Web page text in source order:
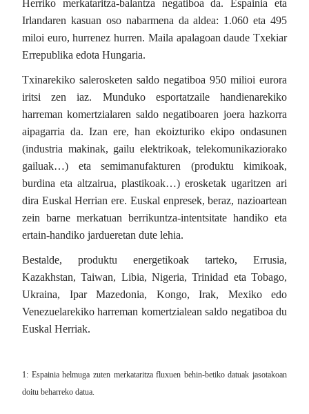
Herriko merkataritza-balantza negatiboa da. Espainia eta
Irlandaren kasuan oso nabarmena da aldea: 1.060 eta 495
miloi euro, hurrenez hurren. Maila apalagoan daude Txekiar
Errepublika edota Hungaria.
Txinarekiko salerosketen saldo negatiboa 950 milioi eurora
iritsi zen iaz. Munduko esportatzaile handienarekiko
harreman komertzialaren saldo negatiboaren joera hazkorra
aipagarria da. Izan ere, han ekoizturiko ekipo ondasunen
(industria makinak, gailu elektrikoak, telekomunikaziorako
gailuak…) eta semimanufakturen (produktu kimikoak,
burdina eta altzairua, plastikoak…) erosketak ugaritzen ari
dira Euskal Herrian ere. Euskal enpresek, beraz, nazioartean
zein barne merkatuan berrikuntza-intentsitate handiko eta
ertain-handiko jardueretan dute lehia.
Bestalde, produktu energetikoak tarteko, Errusia,
Kazakhstan, Taiwan, Libia, Nigeria, Trinidad eta Tobago,
Ukraina, Ipar Mazedonia, Kongo, Irak, Mexiko edo
Venezuelarekiko harreman komertzialean saldo negatiboa du
Euskal Herriak.
1: Espainia helmuga zuten merkataritza fluxuen behin-betiko datuak jasotakoan
doitu beharreko datua.